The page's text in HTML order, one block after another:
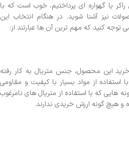
۵ مدل صندلی راکر یا گهواره ای پرداختیم، خوب است که با
نیز آشنا شوید. در هنگام انتخاب این
کنید که مهم ترین آن ها عبارتند از:
این محصول، جنس متریال به کار رفته
از مواد بسیار با کیفیت و مقاومی
هایی که با استفاده از متریال های نامرغوب
و هیچ گونه ارزش خریدی ندارند.